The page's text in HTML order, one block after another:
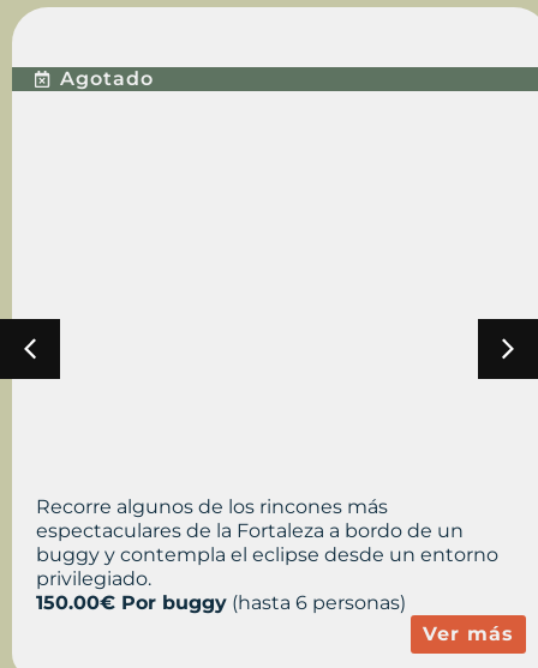
Agotado
Recorre algunos de los rincones más
espectaculares de la Fortaleza a bordo de un
buggy y contempla el eclipse desde un entorno
privilegiado.
150.00€ Por buggy (hasta 6 personas)
Ver más